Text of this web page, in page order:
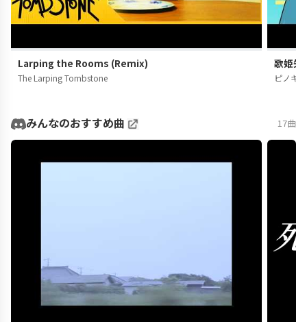
Larping the Rooms (Remix)
The Larping Tombstone
歌姫失
ピノキ
みんなのおすすめ曲 17曲